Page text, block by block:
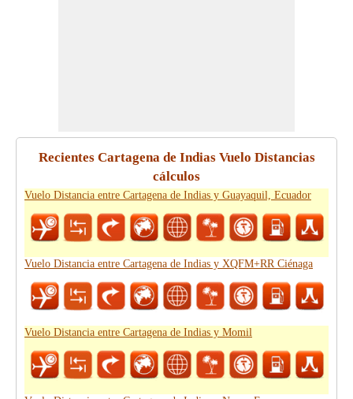
Recientes Cartagena de Indias Vuelo Distancias
cálculos
Vuelo Distancia entre Cartagena de Indias y Guayaquil, Ecuador
Vuelo Distancia entre Cartagena de Indias y XQFM+RR Ciénaga
Vuelo Distancia entre Cartagena de Indias y Momil